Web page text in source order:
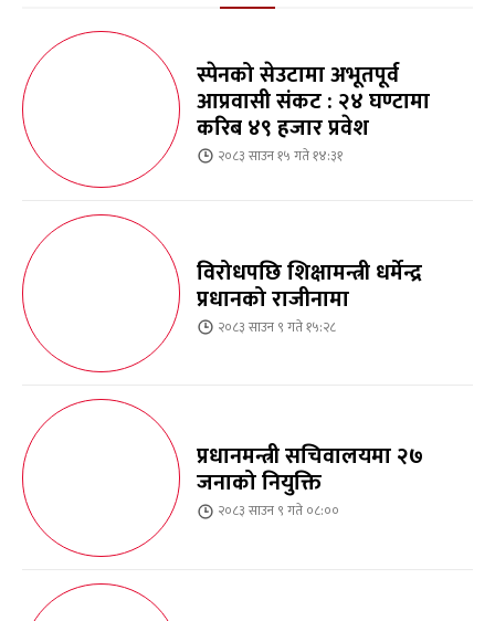
स्पेनको सेउटामा अभूतपूर्व
आप्रवासी संकट : २४ घण्टामा
करिब ४९ हजार प्रवेश
२०८३ साउन १५ गते १४:३१
विरोधपछि शिक्षामन्त्री धर्मेन्द्र
प्रधानको राजीनामा
२०८३ साउन ९ गते १५:२८
प्रधानमन्त्री सचिवालयमा २७
जनाको नियुक्ति
२०८३ साउन ९ गते ०८:००